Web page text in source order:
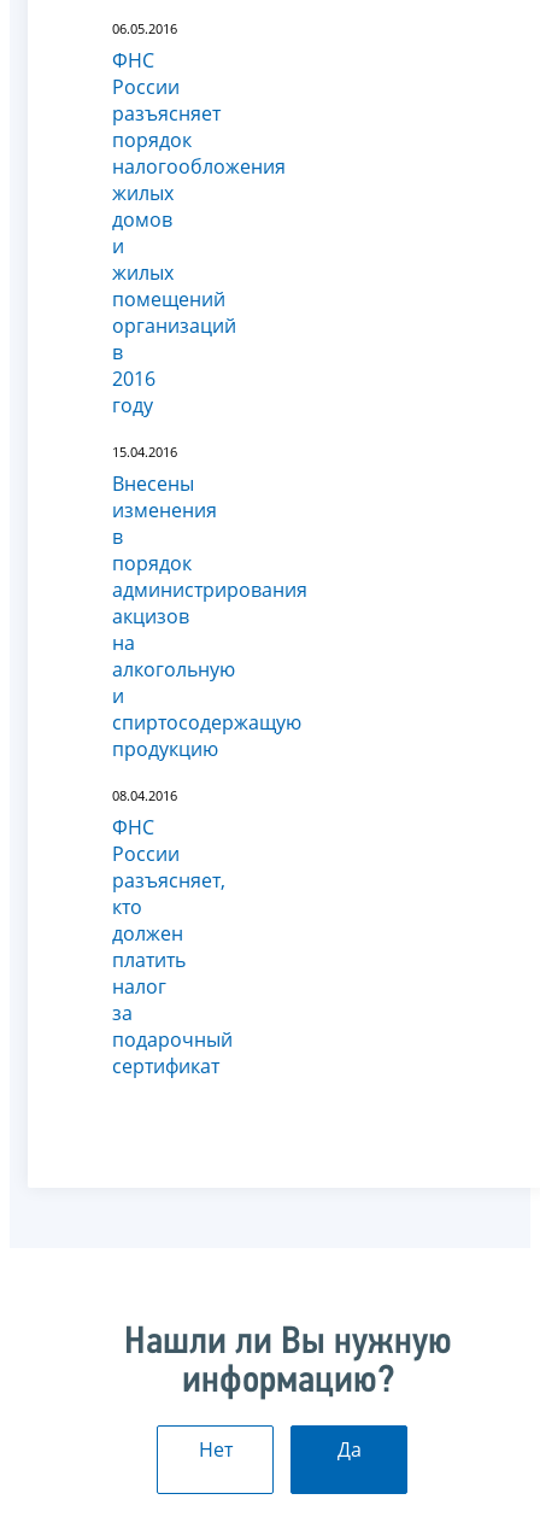
06.05.2016
ФНС
России
разъясняет
порядок
налогообложения
жилых
домов
и
жилых
помещений
организаций
в
2016
году
15.04.2016
Внесены
изменения
в
порядок
администрирования
акцизов
на
алкогольную
и
спиртосодержащую
продукцию
08.04.2016
ФНС
России
разъясняет,
кто
должен
платить
налог
за
подарочный
сертификат
Нашли ли Вы нужную
информацию?
Нет Да